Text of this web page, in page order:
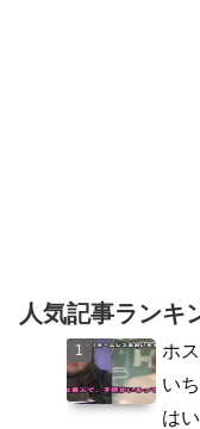
人気記事ランキ
ホ
い
は